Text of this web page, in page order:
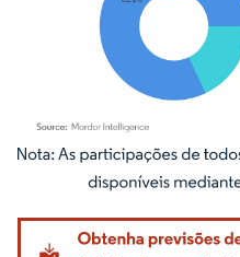
Imagem © Mordor Intelligence. O